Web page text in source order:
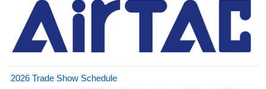
2026 Trade Show Schedule